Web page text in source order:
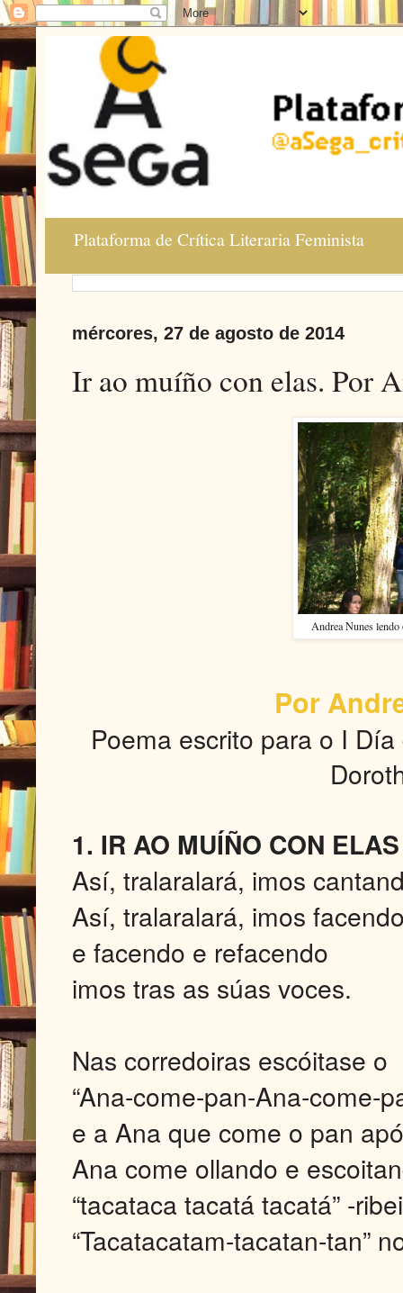
Plataforma de Crítica Literaria Feminista
mércores, 27 de agosto de 2014
Ir ao muíño con elas. Por
Andrea Nunes lendo
Por
Poema escrito para o I
1. IR AO MUÍÑO CON ELAS
Así, tralaralará, imos
Así, tralaralará, imos
e facendo e refacendo
imos tras as súas voces.
Nas corredoiras escóitase o
“Ana-come-pan-Ana-come-
e a Ana que come o pan
Ana come ollando e
“tacataca tacatá tacatá” -
“Tacatacatam-tacatan-tan”